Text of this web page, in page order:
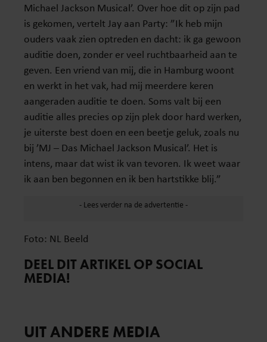
Michael Jackson Musical’. Over hoe dit op zijn pad
is gekomen, vertelt Jay aan Party: ”Ik heb mijn
ouders vaak zien optreden en dacht: ik ga gewoon
auditie doen, zonder er veel ruchtbaarheid aan te
geven. Een vriend van mij, die in Hamburg woont
en werkt in het vak, had mij meerdere keren
aangeraden auditie te doen. Soms valt bij een
auditie alles precies op zijn plek door hard werken,
je uiterste best doen en een beetje geluk, zoals nu
bij ’MJ – Das Michael Jackson Musical’. Het is
intens, maar dat wist ik van tevoren. Ik weet waar
ik aan ben begonnen en ik ben hartstikke blij.”
Foto: NL Beeld
DEEL DIT ARTIKEL OP SOCIAL
MEDIA!
UIT ANDERE MEDIA